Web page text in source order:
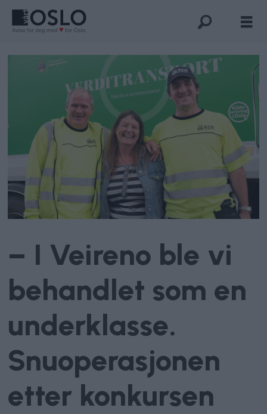
– I Veireno ble vi
behandlet som en
underklasse.
Snuoperasjonen
etter konkursen